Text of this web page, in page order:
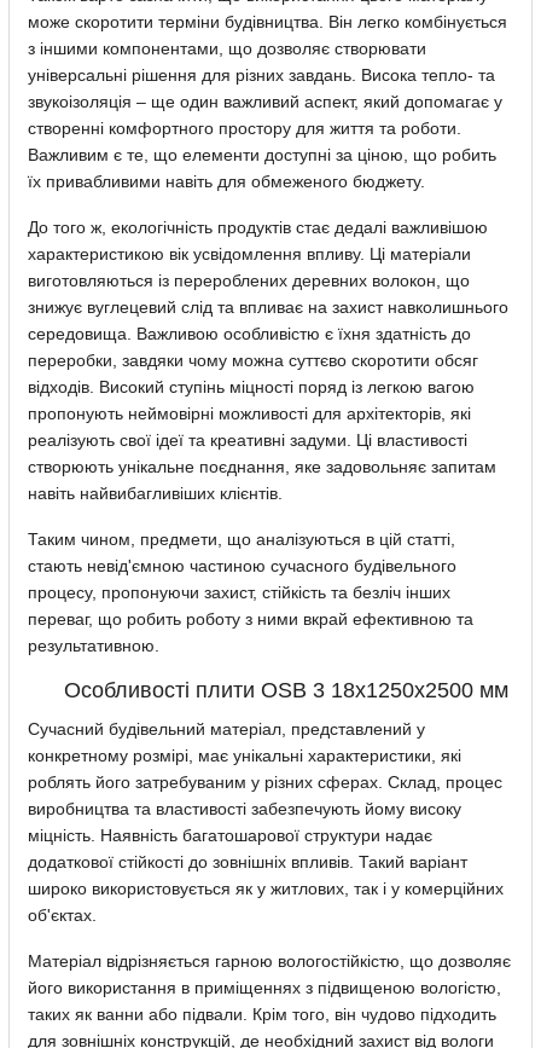
може скоротити терміни будівництва. Він легко комбінується
з іншими компонентами, що дозволяє створювати
універсальні рішення для різних завдань. Висока тепло- та
звукоізоляція – ще один важливий аспект, який допомагає у
створенні комфортного простору для життя та роботи.
Важливим є те, що елементи доступні за ціною, що робить
їх привабливими навіть для обмеженого бюджету.
До того ж, екологічність продуктів стає дедалі важливішою
характеристикою вік усвідомлення впливу. Ці матеріали
виготовляються із перероблених деревних волокон, що
знижує вуглецевий слід та впливає на захист навколишнього
середовища. Важливою особливістю є їхня здатність до
переробки, завдяки чому можна суттєво скоротити обсяг
відходів. Високий ступінь міцності поряд із легкою вагою
пропонують неймовірні можливості для архітекторів, які
реалізують свої ідеї та креативні задуми. Ці властивості
створюють унікальне поєднання, яке задовольняє запитам
навіть найвибагливіших клієнтів.
Таким чином, предмети, що аналізуються в цій статті,
стають невід'ємною частиною сучасного будівельного
процесу, пропонуючи захист, стійкість та безліч інших
переваг, що робить роботу з ними вкрай ефективною та
результативною.
Особливості плити OSB 3 18х1250х2500 мм
Сучасний будівельний матеріал, представлений у
конкретному розмірі, має унікальні характеристики, які
роблять його затребуваним у різних сферах. Склад, процес
виробництва та властивості забезпечують йому високу
міцність. Наявність багатошарової структури надає
додаткової стійкості до зовнішніх впливів. Такий варіант
широко використовується як у житлових, так і у комерційних
об'єктах.
Матеріал відрізняється гарною вологостійкістю, що дозволяє
його використання в приміщеннях з підвищеною вологістю,
таких як ванни або підвали. Крім того, він чудово підходить
для зовнішніх конструкцій, де необхідний захист від вологи